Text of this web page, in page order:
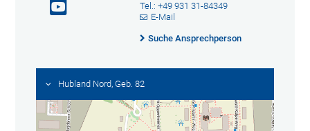
Tel.: +49 931 31-84349
E-Mail
Suche Ansprechperson
Hubland Nord, Geb. 82